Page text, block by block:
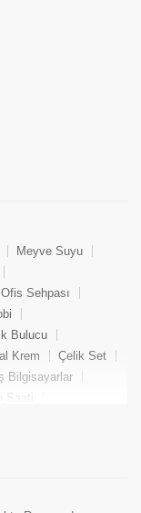
Meyve Suyu
Ofis Sehpası
Bulucu
Krem
Çelik Set
Bilgisayarlar
Saati